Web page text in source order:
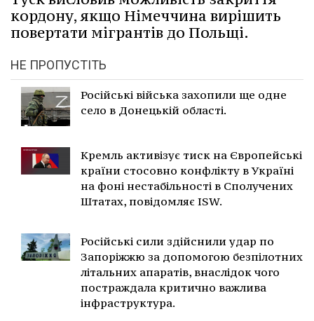
кордону, якщо Німеччина вирішить
повертати мігрантів до Польщі.
НЕ ПРОПУСТІТЬ
Російські війська захопили ще одне
село в Донецькій області.
Кремль активізує тиск на Європейські
країни стосовно конфлікту в Україні
на фоні нестабільності в Сполучених
Штатах, повідомляє ISW.
Російські сили здійснили удар по
Запоріжжю за допомогою безпілотних
літальних апаратів, внаслідок чого
постраждала критично важлива
інфраструктура.